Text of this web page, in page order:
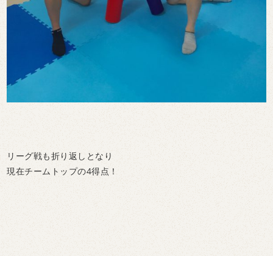
リーグ戦も折り返しとなり
現在チームトップの4得点！